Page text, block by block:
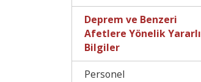
Deprem ve Benzeri
Afetlere Yönelik Yararlı
Bilgiler
Personel